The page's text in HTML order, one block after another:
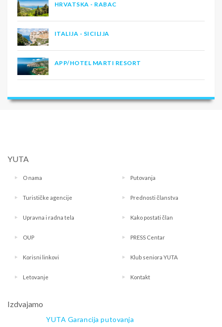
HRVATSKA - RABAC
ITALIJA - SICILIJA
APP/HOTEL MARTI RESORT
YUTA
O nama Putovanja
Turističke agencije Prednosti članstva
Upravna i radna tela Kako postati član
OUP PRESS Centar
Korisni linkovi Klub seniora YUTA
Letovanje Kontakt
Izdvajamo
YUTA Garancija putovanja